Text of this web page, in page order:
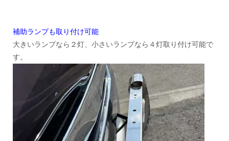
補助ランプも取り付け可能
大きいランプなら２灯、小さいランプなら４灯取り付け可能で
す。